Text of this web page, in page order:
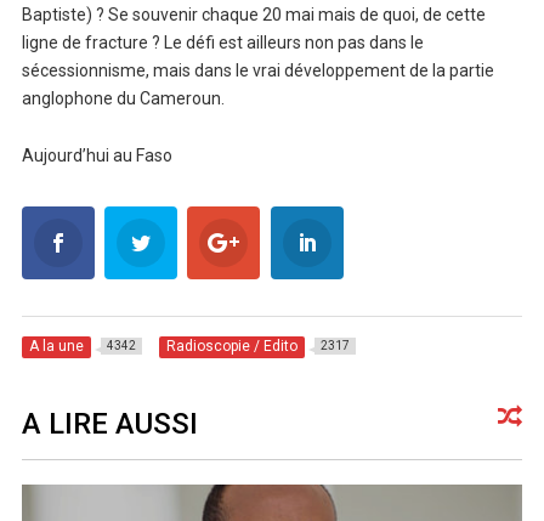
Baptiste) ? Se souvenir chaque 20 mai mais de quoi, de cette
ligne de fracture ? Le défi est ailleurs non pas dans le
sécessionnisme, mais dans le vrai développement de la partie
anglophone du Cameroun.
Aujourd’hui au Faso
A la une 4342 Radioscopie / Edito 2317
A LIRE AUSSI